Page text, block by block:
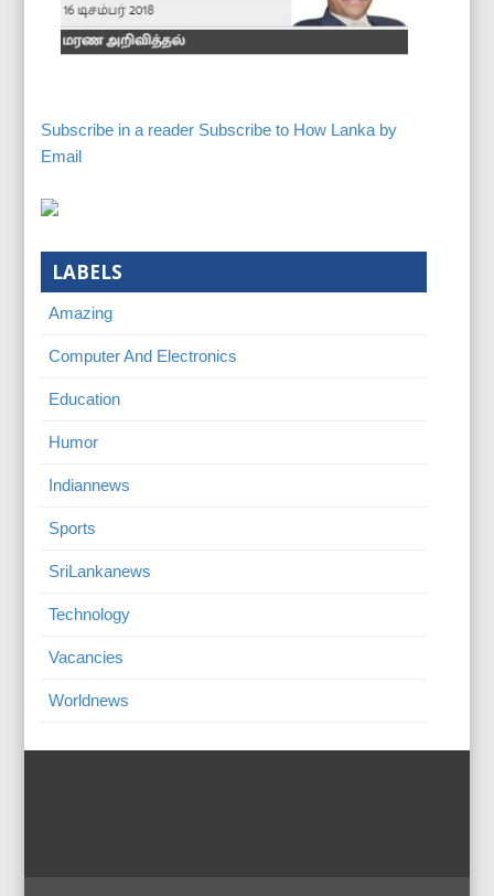
Subscribe in a reader Subscribe to How Lanka by
Email
LABELS
Amazing
Computer And Electronics
Education
Humor
Indiannews
Sports
SriLankanews
Technology
Vacancies
Worldnews